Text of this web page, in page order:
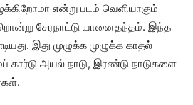
என்று படம் வெளியாகும்
சேரநாட்டு யானைதந்தம். இந்த
இது முழுக்க முழுக்க காதல்
கார்டு அயல் நாடு, இரண்டு நாடுகளை